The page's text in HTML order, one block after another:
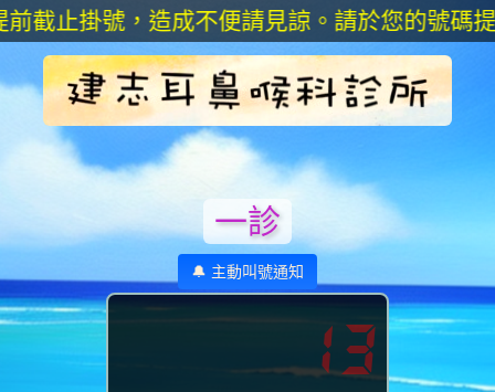
掛號，造成不便請見諒。請於您的號碼提前
一診
🔔 主動叫號通知
13